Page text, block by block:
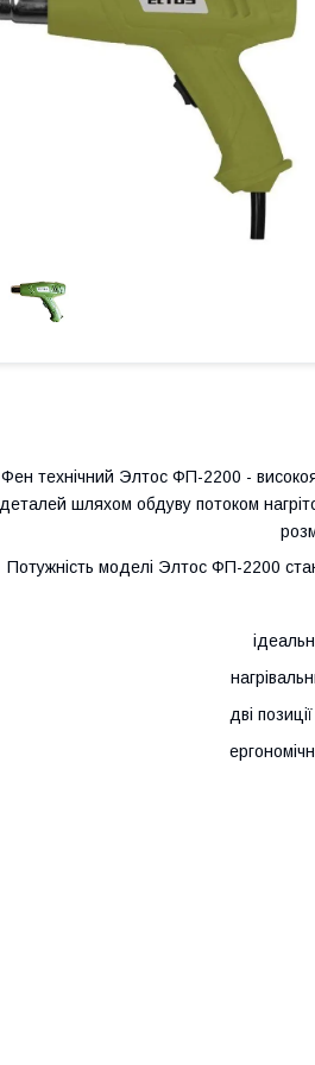
Фен технічний Элтос ФП-2200 -
деталей шляхом обдуву потоком
Потужність моделі Элтос ФП-2200
дві